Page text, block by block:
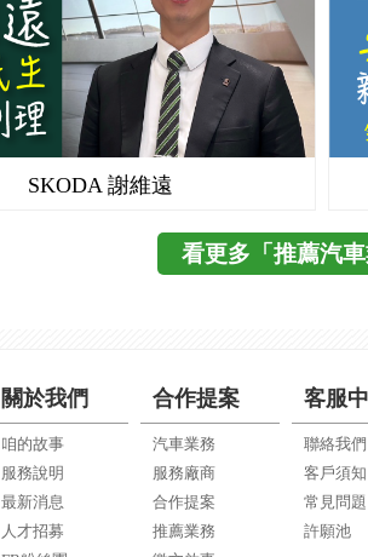
SKODA 謝維遠
看更多「推薦汽
關於我們
咱的故事
服務說明
最新消息
人才招募
合作提案
汽車業務
服務廠商
合作提案
推薦業務
客服
聯絡我們
客戶須知
常見問題
許願池